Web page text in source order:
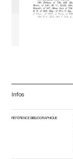
Infos
RÉFÉRENCE BIBLIOGRAPHIQUE